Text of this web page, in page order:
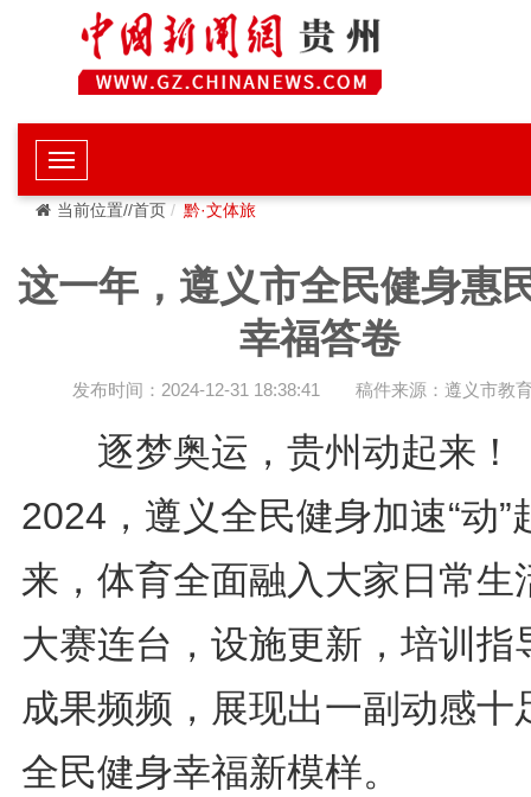
当前位置//首页 黔·文体旅
这一年，遵义市全民健身惠
幸福答卷
发布时间：2024-12-31 18:38:41 稿件来源：遵义市教
逐梦奥运，贵州动起来！
2024，遵义全民健身加速“动”
来，体育全面融入大家日常生
大赛连台，设施更新，培训指
成果频频，展现出一副动感十
全民健身幸福新模样。